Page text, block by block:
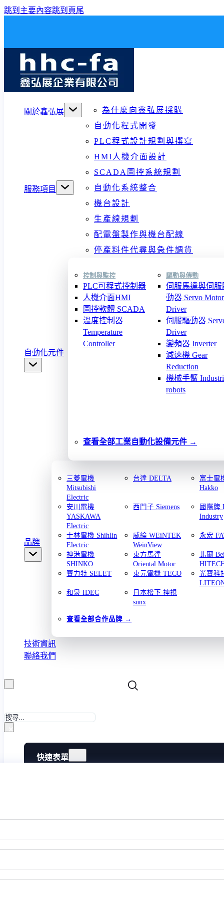
跳到主要內容跳到頁尾
關於鑫弘展 為什麼向鑫弘展採購
服務項目
自動化程式開發
PLC程式設計規劃與撰寫
HMI人機介面設計
SCADA圖控系統規劃
自動化系統整合
機台設計
生產線規劃
配電盤製作與機台配線
停產料件代尋與急件調貨
自動化元件
控制與監控
PLC可程式控制器
人機介面HMI
圖控軟體 SCADA
溫度控制器
Temperature
Controller
驅動與傳動
伺服馬達與伺服
動器 Servo
Driver
伺服驅動器
Driver
變頻器 Inverter
減速機 Gear
Reduction
機械手臂
robots
查看全部工業自動化設備元件
品牌
三菱電機
Mitsubishi
Electric
台達 DELTA
富士電
Hakko
安川電機
YASKAWA
Electric
西門子 Siemens
國際牌
Industry
士林電機 Shihlin
Electric
威綸 WEiNTEK
WeinView
永宏
神港電機
SHINKO
東方馬達
Oriental Motor
北爾
賽力特 SELET
東元電機 TECO
光寶科
和泉 IDEC
日本松下 神視
sunx
查看全部合作品牌
技術資訊
聯絡我們
搜
×
快速表單